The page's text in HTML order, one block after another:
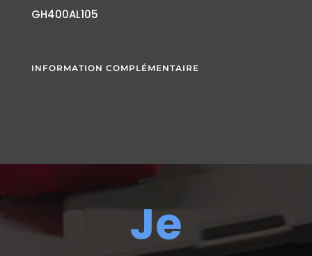
GH400AL105
INFORMATION COMPLÉMENTAIRE
Je